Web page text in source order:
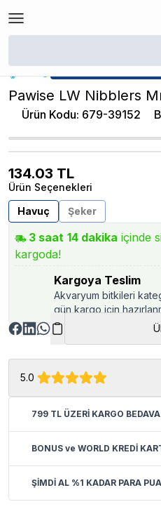
/ Pawise LW
★ Atakan Petshop,
Pawise LW Nibblers
Ürün Kodu: 679-39152
134.03 TL
Ürün Seçenekleri
Havuç
Şeker
3 saat 14 dakika içinde
kargoda!
Kargoya Teslim
Akvaryum bitkileri
gün kargo için
5.0
799 TL ÜZERİ KARGO BEDAVA
BONUS ve WORLD KREDİ
ŞİMDİ AL %1 KADAR PARA